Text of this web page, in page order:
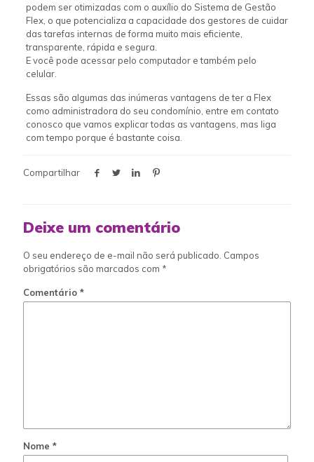
podem ser otimizadas com o auxílio do Sistema de Gestão
Flex, o que potencializa a capacidade dos gestores de cuidar
das tarefas internas de forma muito mais eficiente,
transparente, rápida e segura.
E você pode acessar pelo computador e também pelo
celular.
Essas são algumas das inúmeras vantagens de ter a Flex
como administradora do seu condomínio, entre em contato
conosco que vamos explicar todas as vantagens, mas liga
com tempo porque é bastante coisa.
Compartilhar
Deixe um comentário
O seu endereço de e-mail não será publicado. Campos
obrigatórios são marcados com *
Comentário *
Nome *